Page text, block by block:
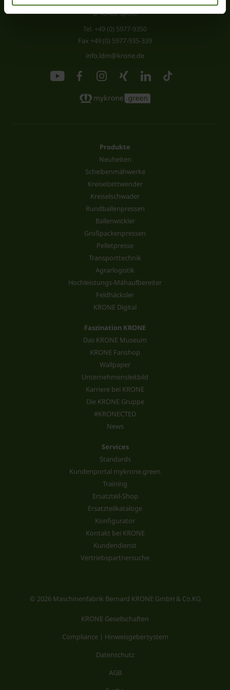
D-48480 Spelle
Tel. +49 (0) 5977-9350
Fax +49 (0) 5977-935-339
info.ldm@krone.de
Produkte
Neuheiten
Scheibenmähwerke
Kreiselzettwender
Kreiselschwader
Rundballenpressen
Ballenwickler
Großpackenpressen
Pelletpresse
Transporttechnik
Agrarlogistik
Hochleistungs-Mähaufbereiter
Feldhäcksler
KRONE Digital
Faszination KRONE
Das KRONE Museum
KRONE Fanshop
Wallpaper
Unternehmensleitbild
Karriere bei KRONE
Die KRONE Gruppe
#KRONECTED
News
Services
Standards
Kundenportal mykrone.green
Training
Ersatzteil-Shop
Ersatzteilkataloge
Konfigurator
Kontakt bei KRONE
Kundendienst
Vertriebspartnersuche
© 2026 Maschinenfabrik Bernard KRONE GmbH & Co.KG
KRONE Gesellschaften
Compliance | Hinweisgebersystem
Datenschutz
AGB